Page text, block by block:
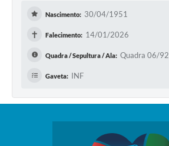
Nascimento: 30/04/1951
✝ Falecimento: 14/01/2026
Quadra / Sepultura / Ala: Quadra 06/92
Gaveta: INF